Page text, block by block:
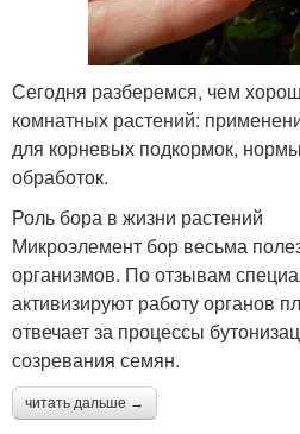
Сегодня разберемся, чем
комнатных растений:
для корневых подкормок,
обработок.
Роль бора в жизни растений
Микроэлемент бор весьма
организмов. По отзывам
активизируют работу органов
отвечает за процессы
созревания семян.
читать дальше →